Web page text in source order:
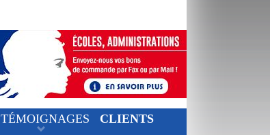
TÉMOIGNAGES CLIENTS